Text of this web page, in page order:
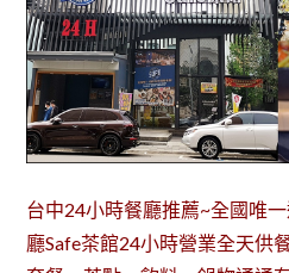
台中24小時餐廳推薦~全國唯
廳Safe茶館24小時營業全天供